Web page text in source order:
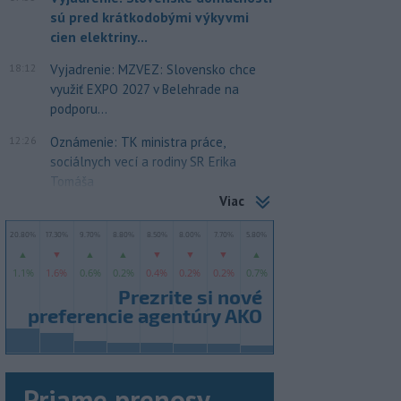
sú pred krátkodobými výkyvmi
cien elektriny...
18:12
Vyjadrenie: MZVEZ: Slovensko chce
využiť EXPO 2027 v Belehrade na
podporu...
12:26
Oznámenie: TK ministra práce,
sociálnych vecí a rodiny SR Erika
Tomáša
Viac